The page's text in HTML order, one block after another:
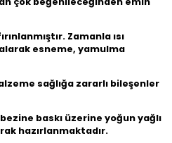
Zamanla ısı
esneme, yamulma
sağlığa zararlı bileşenler
baskı üzerine yoğun yağlı
hazırlanmaktadır.